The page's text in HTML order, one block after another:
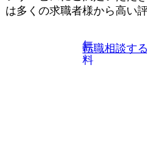
は多くの求職者様から高い
無
料
転職相談する